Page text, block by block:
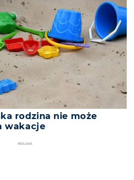
rodzina nie może
wakacje
REKLAMA